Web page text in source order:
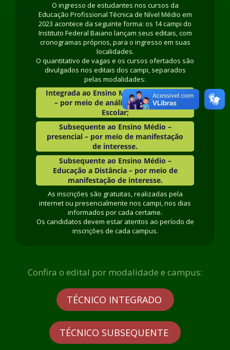
O ingresso de estudantes nos cursos da
Educação Profissional Técnica de Nível Médio em
2023 acontece da seguinte forma: os 14 campi do
Instituto Federal Baiano lançam seus editais, com
cronogramas próprios, para o ingresso em suas
localidades.
O quantitativo de vagas e os cursos ofertados são
divulgados nos editais dos campi, separados
pelas modalidades:
Integrada ao Ensino Médio– presencial
– por meio de análise do Histórico
Escolar;
Subsequente ao Ensino Médio –
presencial – por meio de manifestação
de interesse.
Subsequente ao Ensino Médio –
Educação a Distância – por meio de
manifestação de interesse.
As inscrições são gratuitas, realizadas pela
internet ou presencialmente nos campi, nos dias
informados por cada certame.
Os candidatos devem estar atentos ao período de
inscrições de cada campus.
Confira o edital por modalidade e campus:
TÉCNICO INTEGRADO
TÉCNICO SUBSEQUENTE